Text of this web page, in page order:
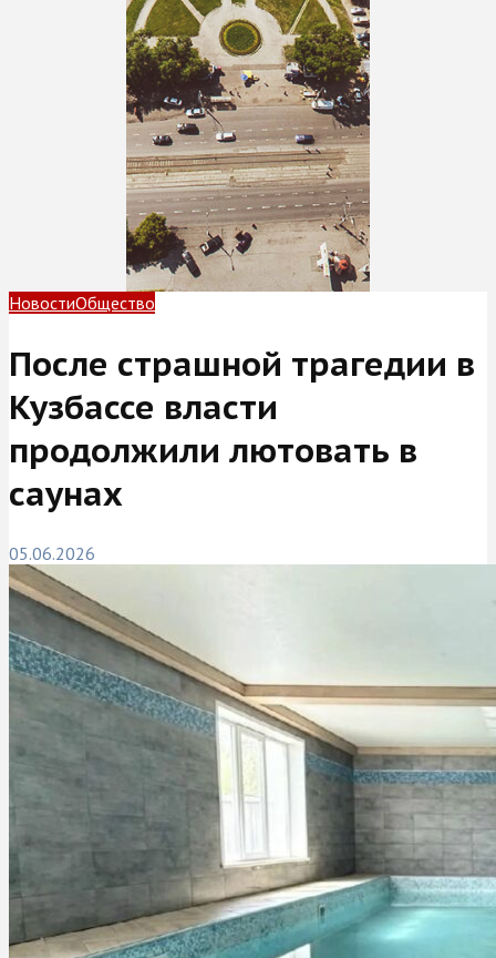
НовостиОбщество
После страшной трагедии в
Кузбассе власти
продолжили лютовать в
саунах
05.06.2026